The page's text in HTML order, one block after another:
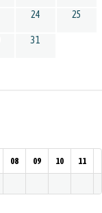
24 25
31
08 09 10 11